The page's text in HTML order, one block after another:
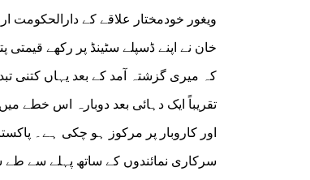
ویغور خودمختار علاقے کے دارالحکومت
خان نے اپنے ڈسپلے سٹینڈ پر رکھے
تقریباً ایک دہائی بعد دوبارہ اس خطے
اور کاروبار پر مرکوز ہو چکی ہے۔
سرکاری نمائندوں کے ساتھ پہلے سے